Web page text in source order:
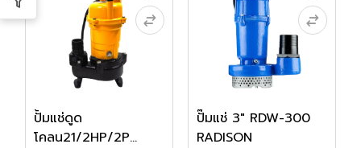
ปั้มแช่ดูด
โคลน21/2HP/2P
ปั๊มแช่ 3" RDW-300
RADISON